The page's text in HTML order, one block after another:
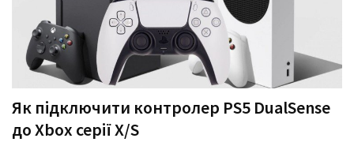
Як підключити контролер PS5 DualSense
до Xbox серії X/S